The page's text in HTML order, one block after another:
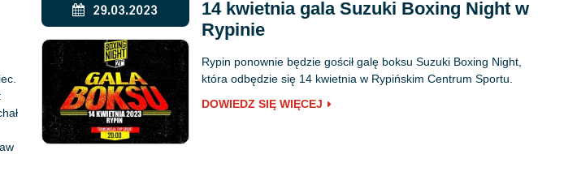
29.03.2023
14 kwietnia gala Suzuki Boxing Night w
Rypinie
Rypin ponownie będzie gościł galę boksu Suzuki Boxing Night,
która odbędzie się 14 kwietnia w Rypińskim Centrum Sportu.
DOWIEDZ SIĘ WIĘCEJ